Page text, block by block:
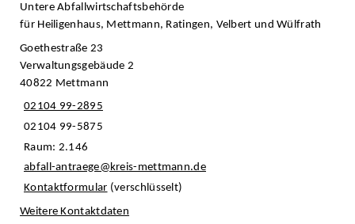
Untere Abfallwirtschaftsbehörde
für Heiligenhaus, Mettmann, Ratingen, Velbert und Wülfrath
Goethestraße 23
Verwaltungsgebäude 2
40822 Mettmann
02104 99-2895
02104 99-5875
Raum: 2.146
abfall-antraege@kreis-mettmann.de
Kontaktformular (verschlüsselt)
Weitere Kontaktdaten